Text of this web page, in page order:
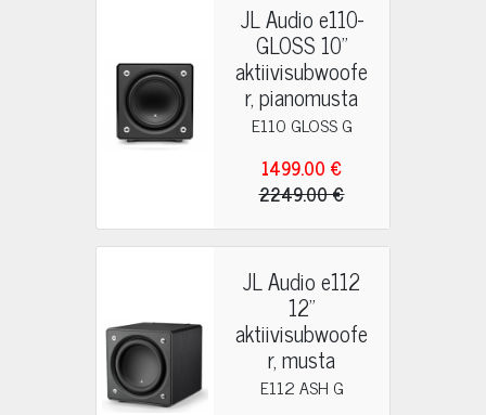
JL Audio e110-
GLOSS 10"
aktiivisubwoofe
r, pianomusta
E110 GLOSS G
1499.00 €
2249.00 €
JL Audio e112
12"
aktiivisubwoofe
r, musta
E112 ASH G